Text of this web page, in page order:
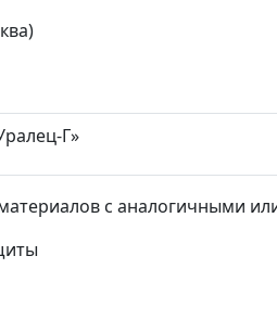
Г»
с аналогичными